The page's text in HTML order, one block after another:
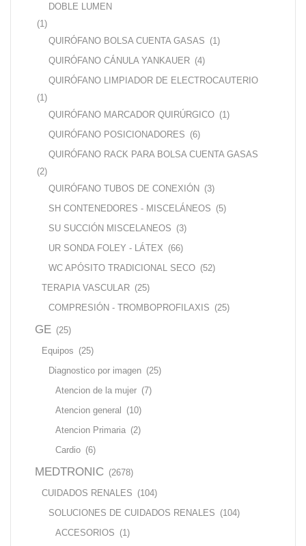
DOBLE LUMEN
(1)
QUIRÓFANO BOLSA CUENTA GASAS (1)
QUIRÓFANO CÁNULA YANKAUER (4)
QUIRÓFANO LIMPIADOR DE ELECTROCAUTERIO
(1)
QUIRÓFANO MARCADOR QUIRÚRGICO (1)
QUIRÓFANO POSICIONADORES (6)
QUIRÓFANO RACK PARA BOLSA CUENTA GASAS
(2)
QUIRÓFANO TUBOS DE CONEXIÓN (3)
SH CONTENEDORES - MISCELÁNEOS (5)
SU SUCCIÓN MISCELANEOS (3)
UR SONDA FOLEY - LÁTEX (66)
WC APÓSITO TRADICIONAL SECO (52)
TERAPIA VASCULAR (25)
COMPRESIÓN - TROMBOPROFILAXIS (25)
GE (25)
Equipos (25)
Diagnostico por imagen (25)
Atencion de la mujer (7)
Atencion general (10)
Atencion Primaria (2)
Cardio (6)
MEDTRONIC (2678)
CUIDADOS RENALES (104)
SOLUCIONES DE CUIDADOS RENALES (104)
ACCESORIOS (1)